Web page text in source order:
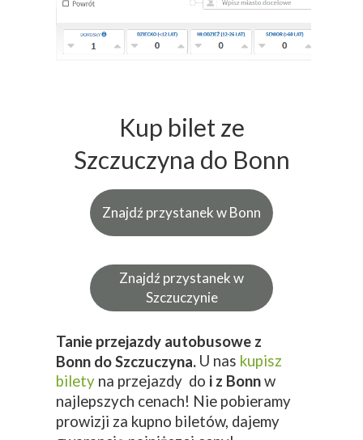
Znajdź przystanek w Bonn
Znajdź przystanek w
Szczuczynie
Kup bilet ze
Szczuczyna do Bonn
Tanie przejazdy autobusowe z
Bonn do Szczuczyna. U nas kupisz
bilety na przejazdy do i z Bonnw
najlepszych cenach! Nie pobieramy
prowizji za kupno biletów, dajemy